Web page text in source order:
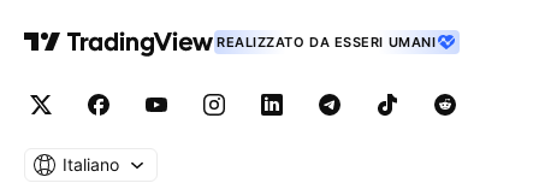
REALIZZATO DA ESSERI UMANI
Italiano